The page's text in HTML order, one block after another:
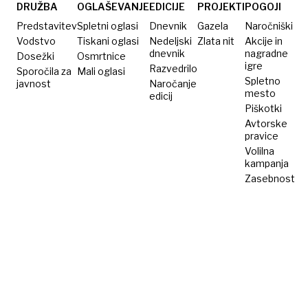
Slovenije,
v
bolnišnico
so ga
odpeljali
DRUŽBA
Predstavitev
Vodstvo
Dosežki
Sporočila za
javnost
OGLAŠEVANJE
Spletni oglasi
Tiskani oglasi
Osmrtnice
Mali oglasi
EDICIJE
Dnevnik
Nedeljski
dnevnik
Razvedrilo
Naročanje
edicij
PROJEKTI
Gazela
Zlata nit
POGOJI
Naročniški
Akcije in
nagradne
igre
Spletno
mesto
Piškotki
Avtorske
pravice
Volilna
kampanja
Zasebnost